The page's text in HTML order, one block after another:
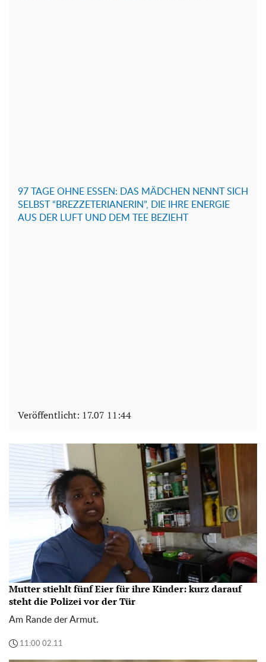
97 TAGE OHNE ESSEN: DAS MÄDCHEN NENNT SICH
SELBST “BREZZETERIANERIN”, DIE IHRE ENERGIE
AUS DER LUFT UND DEM TEE BEZIEHT
Veröffentlicht: 17.07 11:44
Mutter stiehlt fünf Eier für ihre Kinder: kurz darauf
steht die Polizei vor der Tür
Am Rande der Armut.
11:00 02.11